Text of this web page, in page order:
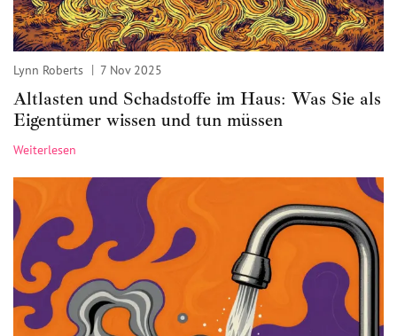
Lynn Roberts 7 Nov 2025
Altlasten und Schadstoffe im Haus: Was Sie als
Eigentümer wissen und tun müssen
Weiterlesen